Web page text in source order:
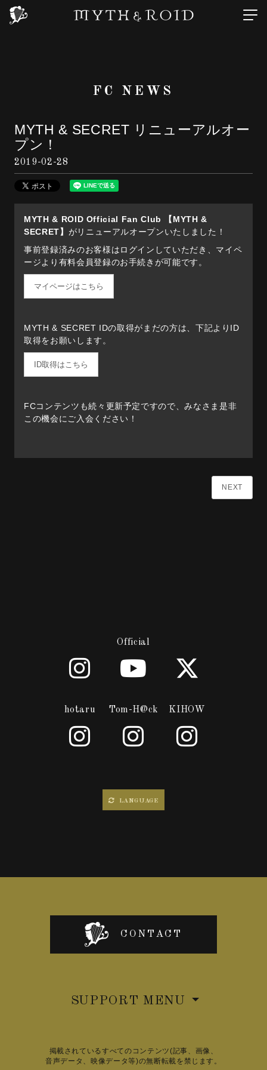
FC NEWS
MYTH & SECRET リニューアルオー
プン！
2019-02-28
MYTH & ROID Official Fan Club 【MYTH &
SECRET】 がリニューアルオープンいたしました！
事前登録済みのお客様はログインしていただき、マイペ
ージより有料会員登録のお手続きが可能です。
MYTH & SECRET IDの取得がまだの方は、下記よりID
取得をお願いします。
FCコンテンツも続々更新予定ですので、みなさま是非
この機会にご入会ください！
NEXT
Official
hotaru Tom-H@ck KIHOW
LANGUAGE
CONTACT
SUPPORT MENU
掲載されているすべてのコンテンツ(記事、画像、
音声データ、映像データ等)の無断転載を禁じます。